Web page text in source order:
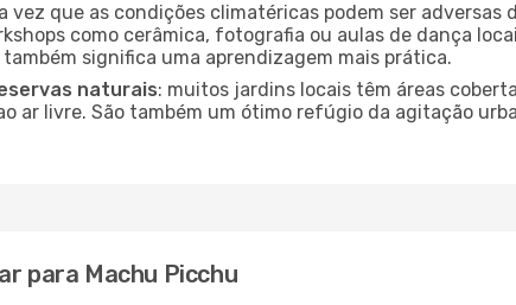
vez que as condições climatéricas podem ser adversas
como cerâmica, fotografia ou aulas de dança
significa uma aprendizagem mais prática.
naturais: muitos jardins locais têm áreas
ar livre. São também um ótimo refúgio da agitação
para Machu Picchu